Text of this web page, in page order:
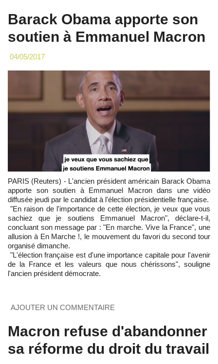
Barack Obama apporte son
soutien à Emmanuel Macron
04/05/2017
PARIS (Reuters) - L'ancien président américain Barack Obama
apporte son soutien à Emmanuel Macron dans une vidéo
diffusée jeudi par le candidat à l'élection présidentielle française.
"En raison de l'importance de cette élection, je veux que vous
sachiez que je soutiens Emmanuel Macron", déclare-t-il,
concluant son message par : "En marche. Vive la France", une
allusion à En Marche !, le mouvement du favori du second tour
organisé dimanche.
"L'élection française est d'une importance capitale pour l'avenir
de la France et les valeurs que nous chérissons", souligne
l'ancien président démocrate.
AJOUTER UN COMMENTAIRE
Macron refuse d'abandonner
sa réforme du droit du travail